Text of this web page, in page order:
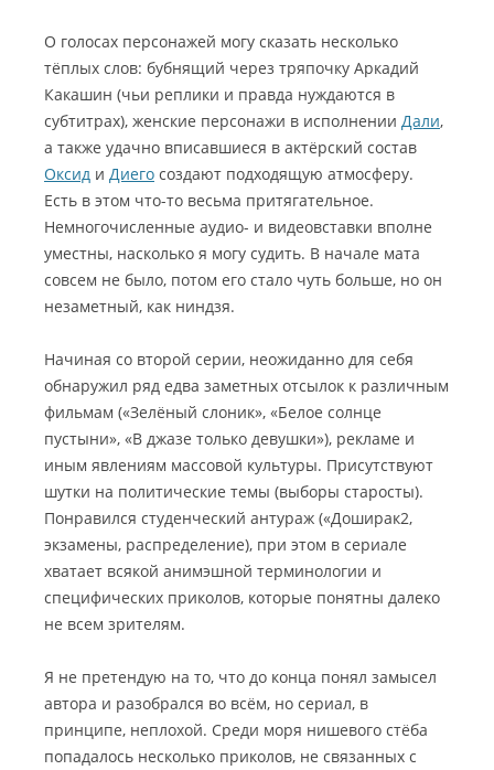
О голосах персонажей могу сказать несколько
тёплых слов: бубнящий через тряпочку Аркадий
Какашин (чьи реплики и правда нуждаются в
субтитрах), женские персонажи в исполнении Дали,
а также удачно вписавшиеся в актёрский состав
Оксид и Диего создают подходящую атмосферу.
Есть в этом что-то весьма притягательное.
Немногочисленные аудио- и видеовставки вполне
уместны, насколько я могу судить. В начале мата
совсем не было, потом его стало чуть больше, но он
незаметный, как ниндзя.
Начиная со второй серии, неожиданно для себя
обнаружил ряд едва заметных отсылок к различным
фильмам («Зелёный слоник», «Белое солнце
пустыни», «В джазе только девушки»), рекламе и
иным явлениям массовой культуры. Присутствуют
шутки на политические темы (выборы старосты).
Понравился студенческий антураж («Доширак2,
экзамены, распределение), при этом в сериале
хватает всякой анимэшной терминологии и
специфических приколов, которые понятны далеко
не всем зрителям.
Я не претендую на то, что до конца понял замысел
автора и разобрался во всём, но сериал, в
принципе, неплохой. Среди моря нишевого стёба
попадалось несколько приколов, не связанных с